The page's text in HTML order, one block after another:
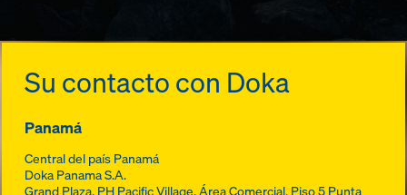
Su contacto con Doka
Panamá
Central del país Panamá
Doka Panama S.A.
Grand Plaza, PH Pacific Village, Área Comercial, Piso 5 Punta